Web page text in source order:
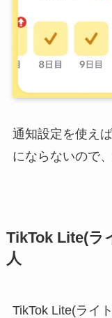
通知設定を使え
にならないので
TikTok Lite(ラ
人
TikTok Lite(ライ